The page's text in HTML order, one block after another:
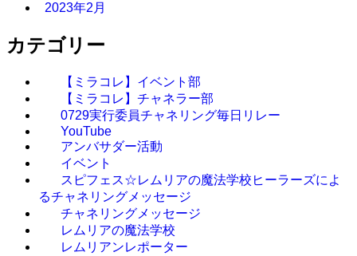
2023年2月
カテゴリー
【ミラコレ】イベント部
【ミラコレ】チャネラー部
0729実行委員チャネリング毎日リレー
YouTube
アンバサダー活動
イベント
スピフェス☆レムリアの魔法学校ヒーラーズによ
るチャネリングメッセージ
チャネリングメッセージ
レムリアの魔法学校
レムリアンレポーター